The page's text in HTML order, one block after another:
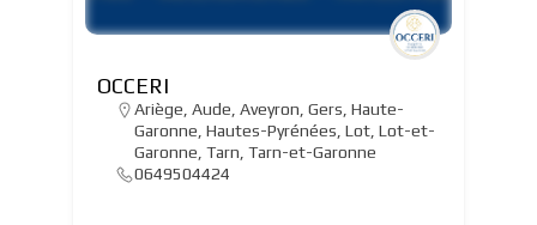
OCCERI
Ariège Aude Aveyron Gers Haute-
Garonne Hautes-Pyrénées Lot, Lot-et-
Garonne Tarn Tarn-et-Garonne
0649504424